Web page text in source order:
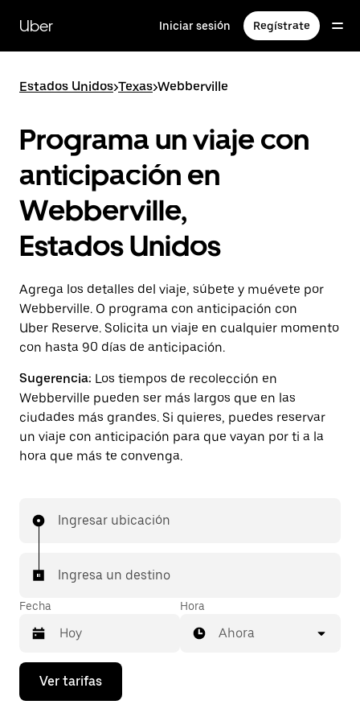
contenido
principal
Uber Iniciar sesión Regístrate
Estados Unidos>Texas>Webberville
Programa un viaje con
anticipación en
Webberville,
Estados Unidos
Agrega los detalles del viaje, súbete y muévete por
Webberville. O programa con anticipación con
Uber Reserve. Solicita un viaje en cualquier momento
con hasta 90 días de anticipación.
Sugerencia: Los tiempos de recolección en
Webberville pueden ser más largos que en las
ciudades más grandes. Si quieres, puedes reservar
un viaje con anticipación para que vayan por ti a la
hora que más te convenga.
Ingresar ubicación
Ingresa un destino
Fecha
Presiona
flecha
Hora
Ahora
Ver tarifas